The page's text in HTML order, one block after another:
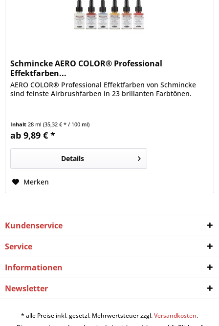
Schmincke AERO COLOR® Professional
Effektfarben...
AERO COLOR® Professional Effektfarben von Schmincke
sind feinste Airbrushfarben in 23 brillanten Farbtönen.
Inhalt 28 ml(35,32 € * / 100 ml)
ab 9,89 € *
Details
Merken
Kundenservice
Service
Informationen
Newsletter
* alle Preise inkl. gesetzl. Mehrwertsteuer zzgl.Versandkosten.